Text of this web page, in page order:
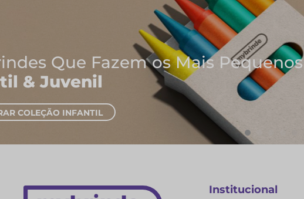
Onde Nascem As Melhores Ideias
Cadernos e Blocos de Notas
EXPLORAR CADERNOS
Institucional